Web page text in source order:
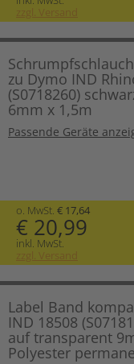
zzgl. Versand
zu Dymo IND
(S0718260)
6mm x 1,5m
Passende Geräte
o. MwSt. € 17,64
€ 20,99
inkl. MwSt.
zzgl. Versand
Label Band
IND 18508
auf transparent
Polyester